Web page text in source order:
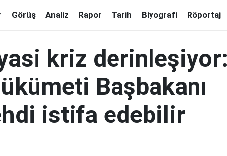
Görüş Analiz Rapor Tarih Biyografi Röportaj
kriz derinleşiyor:
Başbakanı
istifa edebilir